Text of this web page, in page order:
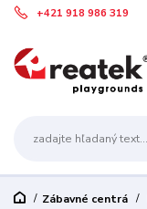
+421 918 986 319
Zábavné centrá